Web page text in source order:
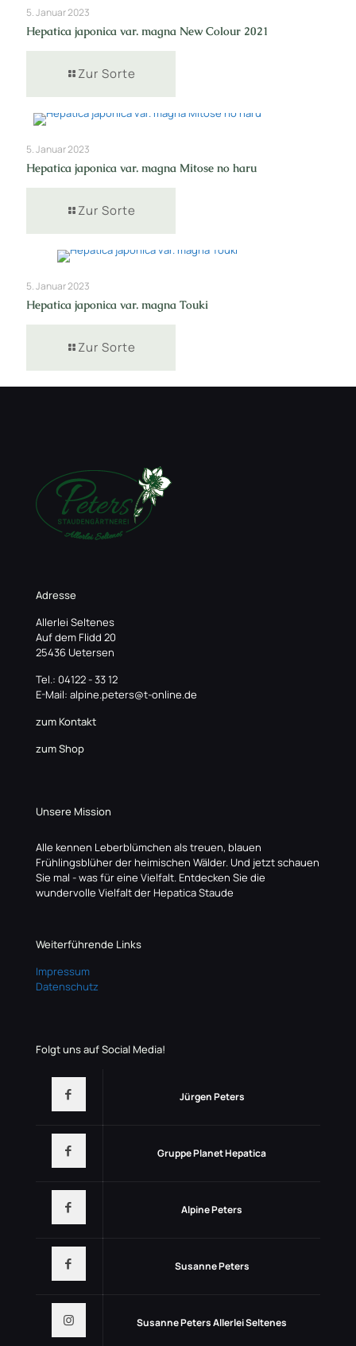
5. Januar 2023
Hepatica japonica var. magna New Colour 2021
Zur Sorte
5. Januar 2023
Hepatica japonica var. magna Mitose no haru
Zur Sorte
5. Januar 2023
Hepatica japonica var. magna Touki
Zur Sorte
Adresse
Allerlei Seltenes
Auf dem Flidd 20
25436 Uetersen
Tel.: 04122 - 33 12
E-Mail: alpine.peters@t-online.de
zum Kontakt
zum Shop
Unsere Mission
Alle kennen Leberblümchen als treuen, blauen
Frühlingsblüher der heimischen Wälder. Und jetzt schauen
Sie mal - was für eine Vielfalt. Entdecken Sie die
wundervolle Vielfalt der Hepatica Staude
Weiterführende Links
Impressum
Datenschutz
Folgt uns auf Social Media!
Jürgen Peters
Gruppe Planet Hepatica
Alpine Peters
Susanne Peters
Susanne Peters Allerlei Seltenes